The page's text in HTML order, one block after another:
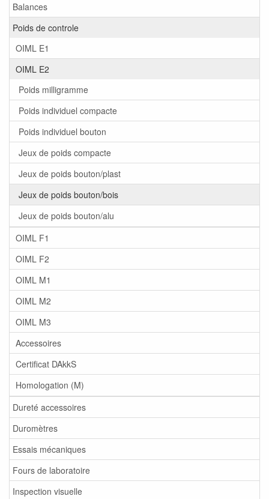
Balances
Poids de controle
OIML E1
OIML E2
Poids milligramme
Poids individuel compacte
Poids individuel bouton
Jeux de poids compacte
Jeux de poids bouton/plast
Jeux de poids bouton/bois
Jeux de poids bouton/alu
OIML F1
OIML F2
OIML M1
OIML M2
OIML M3
Accessoires
Certificat DAkkS
Homologation (M)
Dureté accessoires
Duromètres
Essais mécaniques
Fours de laboratoire
Inspection visuelle